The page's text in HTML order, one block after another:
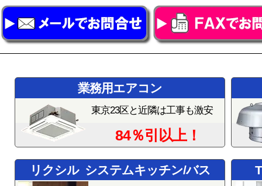
業務用エアコン
東京23区と近隣は工事も激安
84％引以上！
リクシル システムキッチン/バス